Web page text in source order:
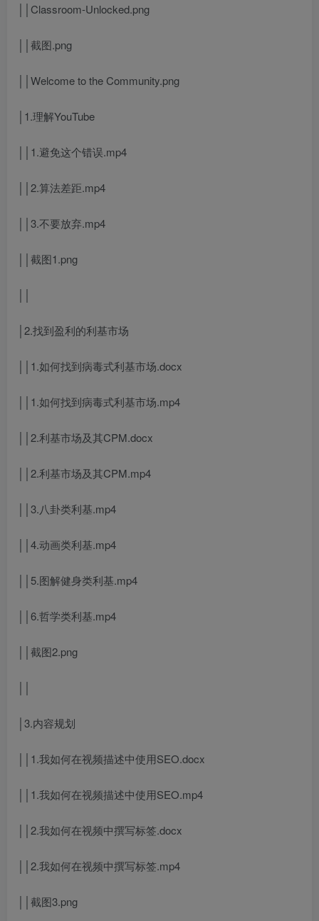
││Classroom-Unlocked.png
││截图.png
││Welcome to the Community.png
│1.理解YouTube
││1.避免这个错误.mp4
││2.算法差距.mp4
││3.不要放弃.mp4
││截图1.png
│2.找到盈利的利基市场
││1.如何找到病毒式利基市场.docx
││1.如何找到病毒式利基市场.mp4
││2.利基市场及其CPM.docx
││2.利基市场及其CPM.mp4
││3.八卦类利基.mp4
││4.动画类利基.mp4
││5.图解健身类利基.mp4
││6.哲学类利基.mp4
││截图2.png
│3.内容规划
││1.我如何在视频描述中使用SEO.docx
││1.我如何在视频描述中使用SEO.mp4
││2.我如何在视频中撰写标签.docx
││2.我如何在视频中撰写标签.mp4
││截图3.png